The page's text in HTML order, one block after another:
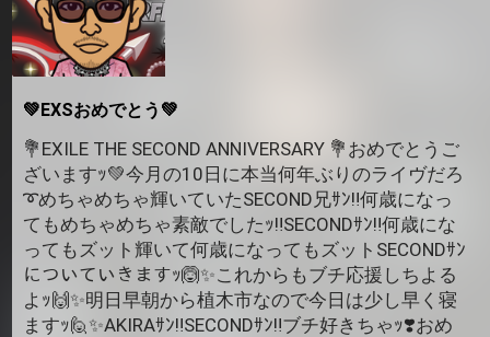
💚EXSおめでとう💚
💐EXILE THE SECOND ANNIVERSARY 💐おめでとうご
ざいますｯ💚今月の10日に本当何年ぶりのライヴだろ
➰めちゃめちゃ輝いていたSECOND兄ｻﾝ‼️何歳になっ
てもめちゃめちゃ素敵でしたｯ‼SECONDｻﾝ‼何歳にな
ってもズット輝いて何歳になってもズットSECONDｻﾝ
についていきますｯ🙆✨これからもブチ応援しちよる
よｯ🙌✨明日早朝から植木市なので今日は少し早く寝
ますｯ🙋✨AKIRAｻﾝ‼️SECONDｻﾝ‼️ブチ好きちゃｯ❣️おめ